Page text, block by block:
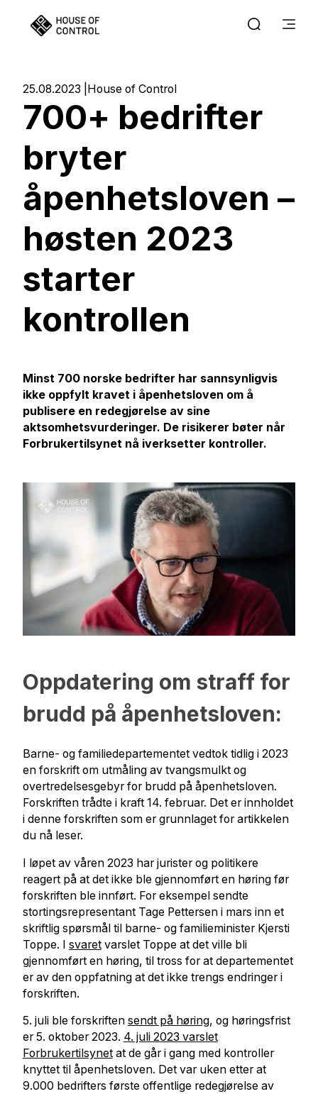
25.08.2023 House of Control
700+ bedrifter
bryter
åpenhetsloven –
høsten 2023
starter
kontrollen
Minst 700 norske bedrifter har sannsynligvis
ikke oppfylt kravet i åpenhetsloven om å
publisere en redegjørelse av sine
aktsomhetsvurderinger. De risikerer bøter når
Forbrukertilsynet nå iverksetter kontroller.
Oppdatering om straff for
brudd på åpenhetsloven:
Barne- og familiedepartementet vedtok tidlig i 2023
en forskrift om utmåling av tvangsmulkt og
overtredelsesgebyr for brudd på åpenhetsloven.
Forskriften trådte i kraft 14. februar. Det er innholdet
i denne forskriften som er grunnlaget for artikkelen
du nå leser.
I løpet av våren 2023 har jurister og politikere
reagert på at det ikke ble gjennomført en høring før
forskriften ble innført. For eksempel sendte
stortingsrepresentant Tage Pettersen i mars inn et
skriftlig spørsmål til barne- og familieminister Kjersti
Toppe. I svaretvarslet Toppe at det ville bli
gjennomført en høring, til tross for at departementet
er av den oppfatning at det ikke trengs endringer i
forskriften.
5. juli ble forskriften sendt på høring, og høringsfrist
er 5. oktober 2023. 4. juli 2023 varslet
Forbrukertilsynetat de går i gang med kontroller
knyttet til åpenhetsloven. Det var uken etter at
9.000 bedrifters første offentlige redegjørelse av